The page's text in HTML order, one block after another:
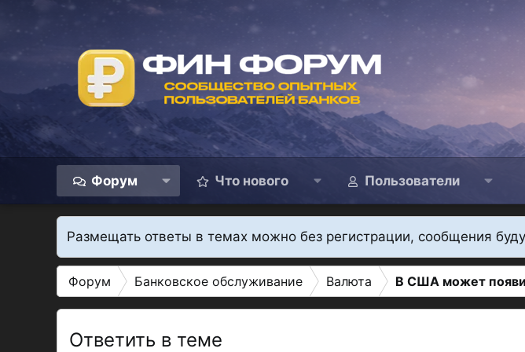
Форум Что нового Пользователи
Размещать ответы в темах можно без регистрации, сообщения
Форум Банковское обслуживание Валюта В США может
Ответить в теме